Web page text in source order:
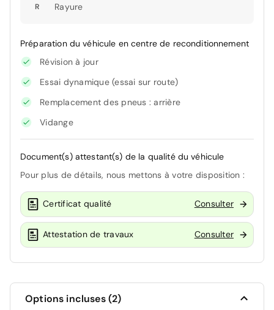
R Rayure
Préparation du véhicule en centre de reconditionnement
Révision à jour
Essai dynamique (essai sur route)
Remplacement des pneus : arrière
Vidange
Document(s) attestant(s) de la qualité du véhicule
Pour plus de détails, nous mettons à votre disposition :
Certificat qualité Consulter
Attestation de travaux Consulter
Options incluses (2)